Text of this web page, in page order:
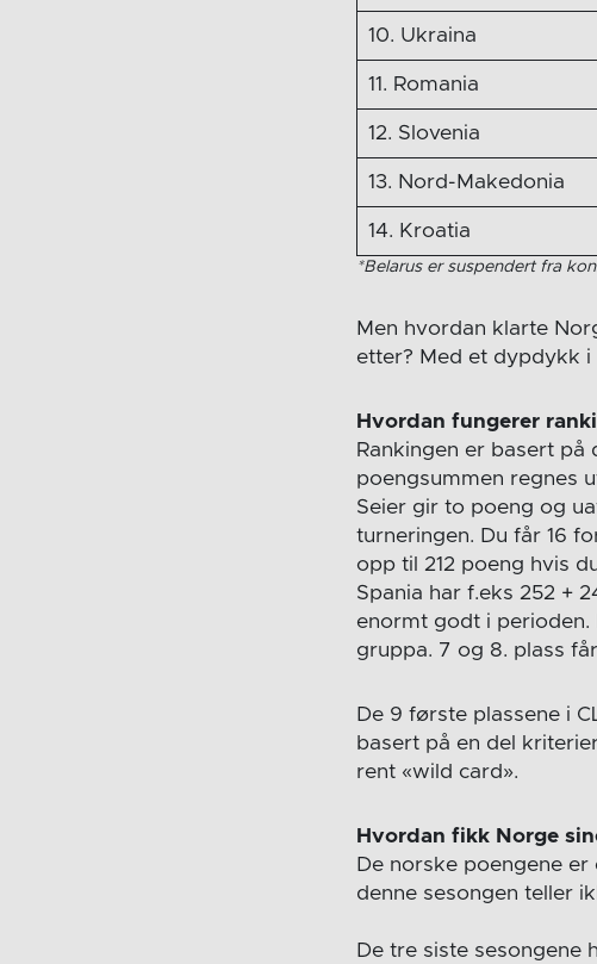
10. Ukraina
11. Romania
12. Slovenia
13. Nord-Makedonia
14. Kroatia
*Belarus er suspendert fra
Men hvordan klarte
etter? Med et dypdykk i
Hvordan fungerer
Rankingen er basert
poengsummen regnes
Seier gir to poeng og
turneringen. Du får 16
opp til 212 poeng hvis
Spania har f.eks 252 +
enormt godt i
gruppa. 7 og 8. plass
De 9 første plassene i
basert på en del
rent «wild card».
Hvordan fikk Norge
De norske poengene
denne sesongen teller
De tre siste sesongene